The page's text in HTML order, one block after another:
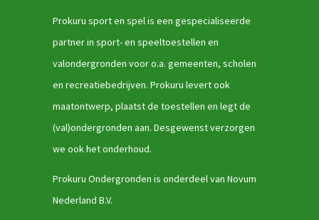
Prokuru sport en spel is een gespecialiseerde
partner in sport- en speeltoestellen en
valondergronden voor o.a. gemeenten, scholen
en recreatiebedrijven. Prokuru levert ook
maatontwerp, plaatst de toestellen en legt de
(val)ondergronden aan. Desgewenst verzorgen
we ook het onderhoud.
Prokuru Ondergronden is onderdeel van Novum
Nederland B.V.